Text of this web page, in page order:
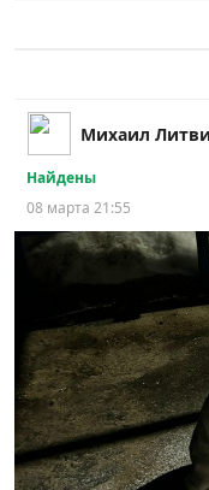
Михаил
Найдены
08 марта 21:55